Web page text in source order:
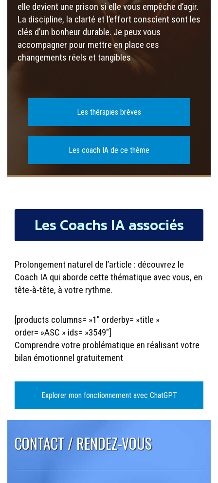
elle devient une prison si elle vous empêche d’agir.
La discipline, la clarté et l’effort conscient sont les
clés d’un bonheur durable. Je peux vous
accompagner pour mettre en place ces
changements réels et tangibles
Les thérapies brèves
Les coach IA de ce thème
Les Coachs IA associés
Prolongement naturel de l’article : découvrez le
Coach IA qui aborde cette thématique avec vous, en
tête-à-tête, à votre rythme.
[products columns= »1″ orderby= »title »
order= »ASC » ids= »3549″]
Comprendre votre problématique en réalisant votre
bilan émotionnel gratuitement
Explorer mon fonctionnement avec ChatGPT
CONTACT / RENDEZ-VOUS